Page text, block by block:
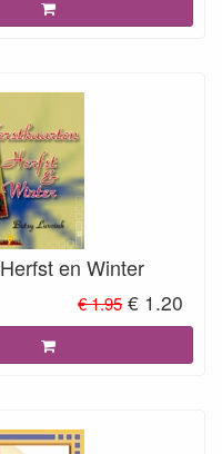
en Winter
€ 1.95 € 1.20